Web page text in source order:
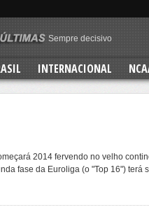
Sempre decisivo
Eternizado
No ar!
INTERNACIONAL
2014 fervendo no velho
fase da Euroliga (o "Top 16") terá